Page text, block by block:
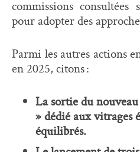
commissions
pour adopter des
Parmi les autres actions
en 2025, citons :
La sortie du
» dédié aux vitrages
équilibrés.